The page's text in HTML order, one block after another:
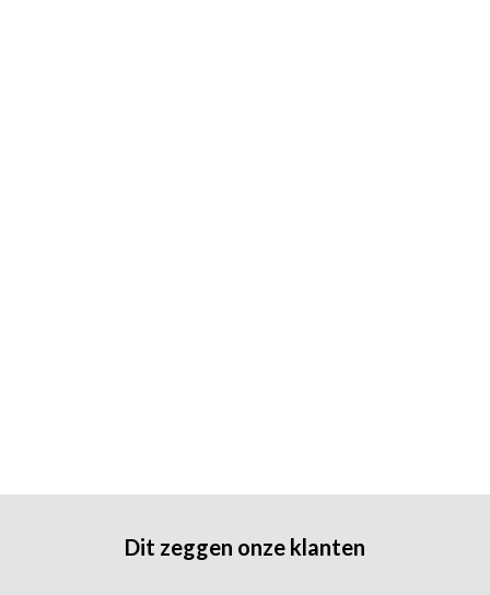
Dit zeggen onze klanten